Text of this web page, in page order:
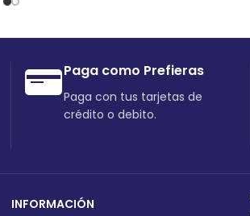
Paga como Prefieras
Paga con tus tarjetas de
crédito o debito.
INFORMACIÓN